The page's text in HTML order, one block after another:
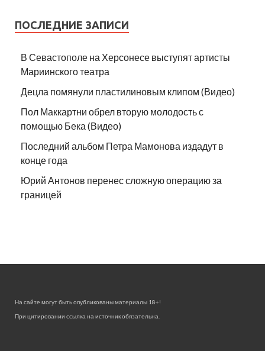
ПОСЛЕДНИЕ ЗАПИСИ
В Севастополе на Херсонесе выступят артисты
Мариинского театра
Децла помянули пластилиновым клипом (Видео)
Пол Маккартни обрел вторую молодость с
помощью Бека (Видео)
Последний альбом Петра Мамонова издадут в
конце года
Юрий Антонов перенес сложную операцию за
границей
На сайте могут быть опубликованы материалы 18+!
При цитировании ссылка на источник обязательна.